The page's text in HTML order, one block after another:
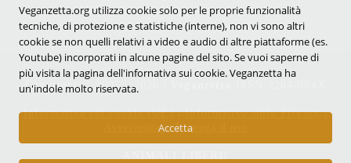
Notizie dal mondo vegan e antispecista
Copyright © 2007 - 2026 |
Informativa sui cookie (UE)|Informativa sulla Privacy|
Avvertenze e Licenza d'uso
Veganzetta.org utilizza cookie solo per le proprie funzionalità
tecniche, di protezione e statistiche (interne), non vi sono altri
cookie se non quelli relativi a video e audio di altre piattaforme (es.
Youtube) incorporati in alcune pagine del sito. Se vuoi saperne di
più visita la pagina dell'infornativa sui cookie. Veganzetta ha
un'indole molto riservata.
Accetta